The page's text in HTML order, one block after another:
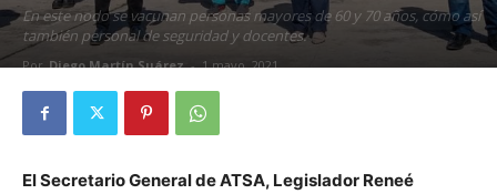
En este nodo se vacunan personas mayores de 60 y 70 años, cómo así
también personal de seguridad y docentes.
Por Diego Martín Suárez - 1 mayo, 2021
El Secretario General de ATSA, Legislador Reneé